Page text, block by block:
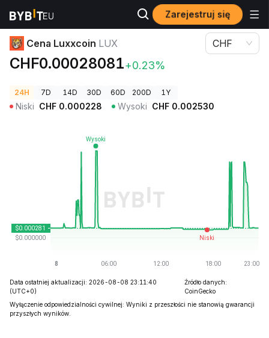
Zarejestruj się
Ceny kryptowalut Cena Luxxcoin LUX
Cena Luxxcoin LUX
CHF0.00028081+0.23%
CHF
24H 7D 14D 30D 60D 200D 1Y
Niski CHF 0.000228 Wysoki CHF 0.002530
Data ostatniej aktualizacji: 2026-08-08 23:11:40
(UTC+0)
Źródło danych:
CoinGecko
Wyłączenie odpowiedzialności cywilnej: Wyniki z przeszłości nie stanowią gwarancji
przyszłych wyników.